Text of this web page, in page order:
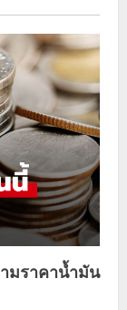
ามราคาน้ำมัน